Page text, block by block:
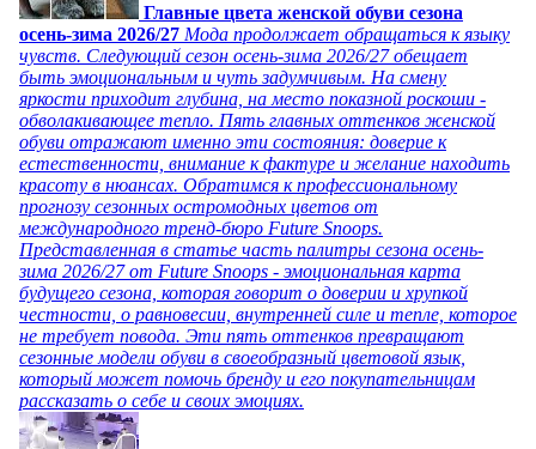
Главные цвета женской обуви сезона
осень-зима 2026/27 Мода продолжает обращаться к языку
чувств. Следующий сезон осень-зима 2026/27 обещает
быть эмоциональным и чуть задумчивым. На смену
яркости приходит глубина, на место показной роскоши -
обволакивающее тепло. Пять главных оттенков женской
обуви отражают именно эти состояния: доверие к
естественности, внимание к фактуре и желание находить
красоту в нюансах. Обратимся к профессиональному
прогнозу сезонных остромодных цветов от
международного тренд-бюро Future Snoops.
Представленная в статье часть палитры сезона осень-
зима 2026/27 от Future Snoops - эмоциональная карта
будущего сезона, которая говорит о доверии и хрупкой
честности, о равновесии, внутренней силе и тепле, которое
не требует повода. Эти пять оттенков превращают
сезонные модели обуви в своеобразный цветовой язык,
который может помочь бренду и его покупательницам
рассказать о себе и своих эмоциях.